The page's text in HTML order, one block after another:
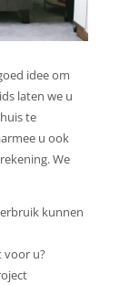
idee om
laten we u
te
u ook
We
kunnen
voor u?